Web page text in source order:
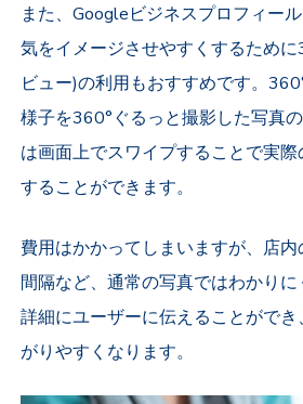
また、Googleビジネスプロフィー
気をイメージさせやすくするため
ビュー)の利用もおすすめです。
様子を360°ぐるっと撮影した写真
は画面上でスワイプすることで実
することができます。
費用はかかってしまいますが、店
間隔など、通常の写真ではわかり
詳細にユーザーに伝えることがで
がりやすくなります。